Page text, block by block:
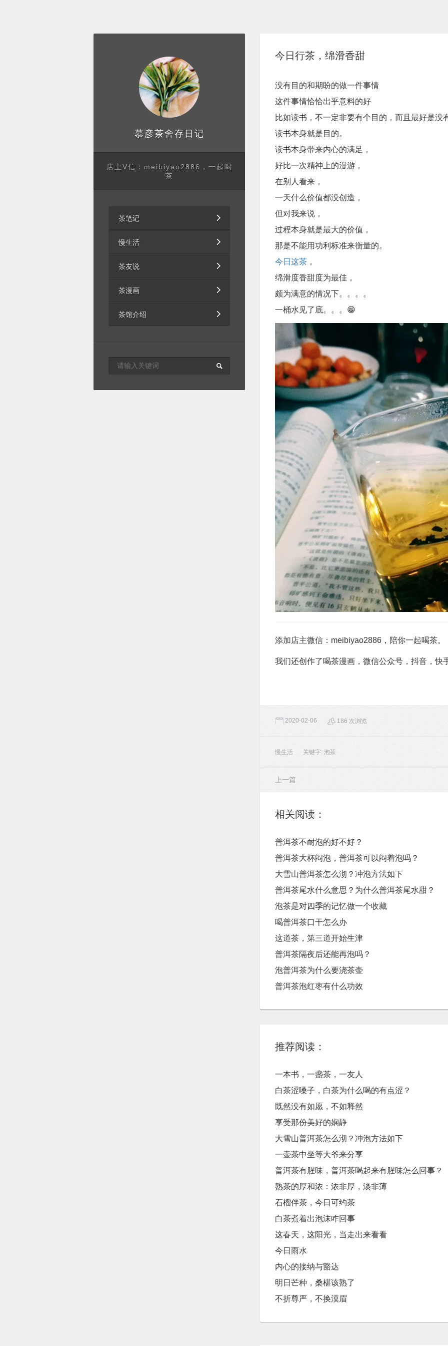
慕彦茶舍存日记
店主V信：meibiyao2886，一起喝
茶
茶笔记
慢生活
茶友说
茶漫画
茶馆介绍
今日行茶，绵滑香甜
没有目的和期盼的做一件事情
这件事情恰恰出乎意料的好
比如读书，不一定非要有个目的，而且最好是没
读书本身就是目的。
读书本身带来内心的满足，
好比一次精神上的漫游，
在别人看来，
一天什么价值都没创造，
但对我来说，
过程本身就是最大的价值，
那是不能用功利标准来衡量的。
今日这茶 ，
绵滑度香甜度为最佳，
颇为满意的情况下。。。。
一桶水见了底。。。😁
添加店主微信：meibiyao2886，陪你一起喝茶。
我们还创作了喝茶漫画，微信公众号，抖音，快
2020-02-06 186 次浏览
慢生活 关键字:泡茶
上一篇
相关阅读：
普洱茶不耐泡的好不好？
普洱茶大杯闷泡，普洱茶可以闷着泡吗？
大雪山普洱茶怎么沏？冲泡方法如下
普洱茶尾水什么意思？为什么普洱茶尾水甜？
泡茶是对四季的记忆做一个收藏
喝普洱茶口干怎么办
这道茶，第三道开始生津
普洱茶隔夜后还能再泡吗？
泡普洱茶为什么要浇茶壶
普洱茶泡红枣有什么功效
推荐阅读：
一本书，一盏茶，一友人
白茶涩嗓子，白茶为什么喝的有点涩？
既然没有如愿，不如释然
享受那份美好的娴静
大雪山普洱茶怎么沏？冲泡方法如下
一壶茶中坐等大爷来分享
普洱茶有腥味，普洱茶喝起来有腥味怎么回事？
熟茶的厚和浓：浓非厚，淡非薄
石榴伴茶，今日可约茶
白茶煮着出泡沫咋回事
这春天，这阳光，当走出来看看
今日雨水
内心的接纳与豁达
明日芒种，桑椹该熟了
不折尊严，不换漠眉